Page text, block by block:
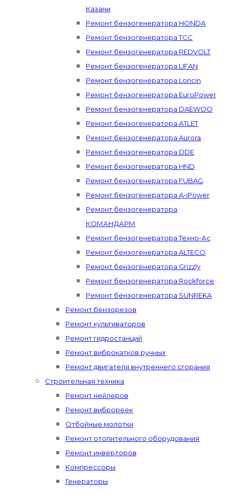
Казани
Ремонт бензогенератора HONDA
Ремонт бензогенератора ТСС
Ремонт бензогенератора REDVOLT
Ремонт бензогенератора LIFAN
Ремонт бензогенератора Loncin
Ремонт бензогенератора EuroPower
Ремонт бензогенератора DAEWOO
Ремонт бензогенератора ATLET
Ремонт бензогенератора Aurora
Ремонт бензогенератора DDE
Ремонт бензогенератора HND
Ремонт бензогенератора FUBAG
Ремонт бензогенератора A-iPower
Ремонт бензогенератора
КОМАНДАРМ
Ремонт бензогенератора Техно-Ас
Ремонт бензогенератора ALTECO
Ремонт бензогенератора Grizzly
Ремонт бензогенератора Rockforce
Ремонт бензогенератора SUNREKA
Ремонт бензорезов
Ремонт культиваторов
Ремонт гидростанций
Ремонт виброкатков ручных
Ремонт двигателя внутреннего сгорания
Строительная техника
Ремонт нейлеров
Ремонт виброреек
Отбойные молотки
Ремонт отопительного оборудования
Ремонт инверторов
Компрессоры
Генераторы